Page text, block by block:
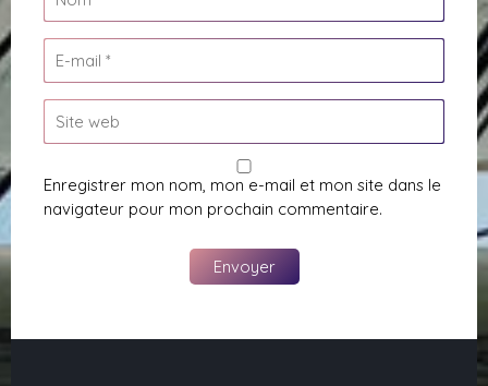
Enregistrer mon nom, mon e-mail et mon site dans le
navigateur pour mon prochain commentaire.